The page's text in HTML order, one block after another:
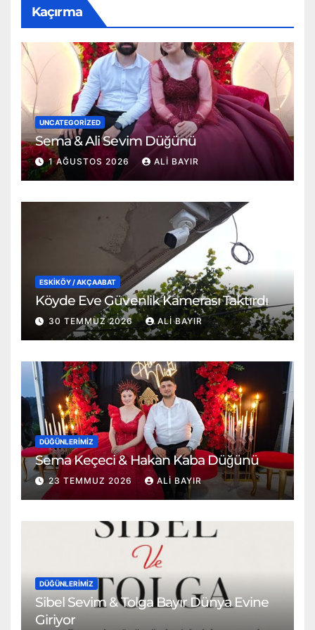
Kaçırma
UNCATEGORIZED
Sema & Ali Sevim Düğünü
1 AĞUSTOS 2026 ALI BAYIR
ESKİKÖY / AKÇAABAT
Köyde Eve Güvenlik Kamerası Taktırdı
30 TEMMUZ 2026 ALI BAYIR
DÜĞÜNLERIMIZ
Sema Keçeci & Hakan Kaba Düğünü
23 TEMMUZ 2026 ALI BAYIR
DÜĞÜNLERIMIZ
Sibel Sevim & Tolga Bayır Dünya Evine
Giriyor